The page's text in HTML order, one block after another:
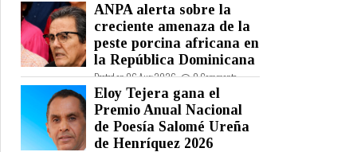
ANPA alerta sobre la
creciente amenaza de la
peste porcina africana en
la República Dominicana
Posted on 06 Aug 2026 - 0 Comments
Eloy Tejera gana el
Premio Anual Nacional
de Poesía Salomé Ureña
de Henríquez 2026